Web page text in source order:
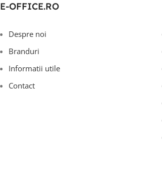
E-OFFICE.RO
Despre noi
Branduri
Informatii utile
Contact